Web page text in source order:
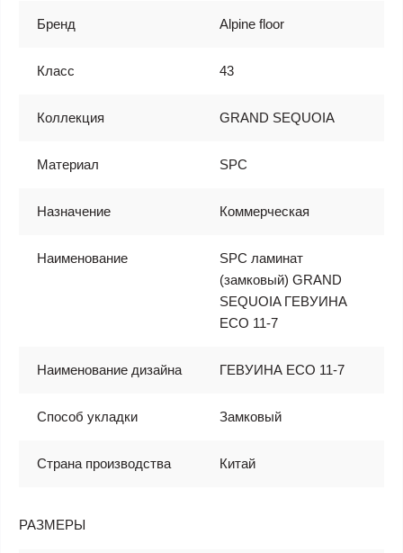
Бренд Alpine floor
Класс 43
Коллекция GRAND SEQUOIA
Материал SPC
Назначение Коммерческая
Наименование
SPC ламинат
(замковый) GRAND
SEQUOIA ГЕВУИНА
ECO 11-7
Наименование дизайна ГЕВУИНА ECO 11-7
Способ укладки Замковый
Страна производства Китай
РАЗМЕРЫ